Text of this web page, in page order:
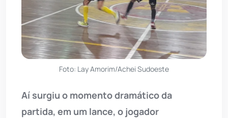
Foto: Lay Amorim/Achei Sudoeste
Aí surgiu o momento dramático da
partida, em um lance, o jogador